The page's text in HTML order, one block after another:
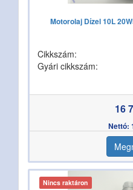
Motorolaj Dízel 10L
Cikkszám:
Gyári cikkszám:
16
Nettó:
Nincs raktáron